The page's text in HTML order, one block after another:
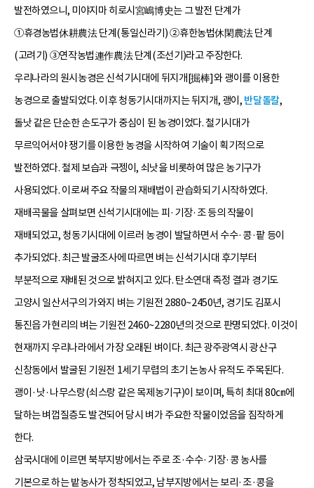
발전하였으니, 미야지마 히로시宮嶋博史는 그 발전 단계가
①휴경농법休耕農法 단계(통일신라기) ②휴한농법休閑農法 단계
(고려기) ③연작농법連作農法 단계(조선기)라고 주장한다.
우리나라의 원시농경은 신석기시대에 뒤지개[掘棒]와 괭이를 이용한
농경으로 출발되었다. 이후 청동기시대까지는 뒤지개, 괭이, 반달돌칼,
돌낫 같은 단순한 손도구가 중심이 된 농경이었다. 철기시대가
무르익어서야 쟁기를 이용한 농경을 시작하여 기술이 획기적으로
발전하였다. 철제 보습과 극젱이, 쇠낫을 비롯하여 많은 농기구가
사용되었다. 이로써 주요 작물의 재배법이 관습화되기 시작하였다.
재배곡물을 살펴보면 신석기시대에는 피·기장·조 등의 작물이
재배되었고, 청동기시대에 이르러 농경이 발달하면서 수수·콩·팥 등이
추가되었다. 최근 발굴조사에 따르면 벼는 신석기시대 후기부터
부분적으로 재배된 것으로 밝혀지고 있다. 탄소연대 측정 결과 경기도
고양시 일산서구의 가와지 벼는 기원전 2880~2450년, 경기도 김포시
통진읍 가현리의 벼는 기원전 2460~2280년의 것으로 판명되었다. 이것이
현재까지 우리나라에서 가장 오래된 벼이다. 최근 광주광역시 광산구
신창동에서 발굴된 기원전 1세기 무렵의 초기 논농사 유적도 주목된다.
괭이·낫·나무스랑(쇠스랑 같은 목제농기구)이 보이며, 특히 최대 80㎝에
달하는 벼껍질층도 발견되어 당시 벼가 주요한 작물이었음을 짐작하게
한다.
삼국시대에 이르면 북부지방에서는 주로 조·수수·기장·콩 농사를
기본으로 하는 밭농사가 정착되었고, 남부지방에서는 보리·조·콩을